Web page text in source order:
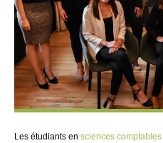
Les étudiants en sciences comptables